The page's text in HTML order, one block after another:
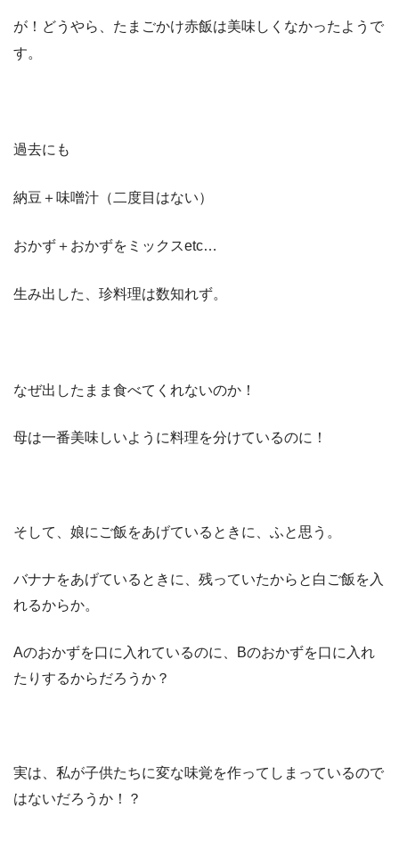
が！どうやら、たまごかけ赤飯は美味しくなかったようで
す。
過去にも
納豆＋味噌汁（二度目はない）
おかず＋おかずをミックスetc…
生み出した、珍料理は数知れず。
なぜ出したまま食べてくれないのか！
母は一番美味しいように料理を分けているのに！
そして、娘にご飯をあげているときに、ふと思う。
バナナをあげているときに、残っていたからと白ご飯を入
れるからか。
Aのおかずを口に入れているのに、Bのおかずを口に入れ
たりするからだろうか？
実は、私が子供たちに変な味覚を作ってしまっているので
はないだろうか！？